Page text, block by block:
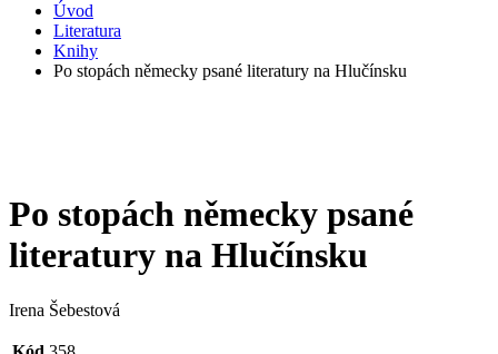
Úvod
Literatura
Knihy
Po stopách německy psané literatury na Hlučínsku
Po stopách německy psané
literatury na Hlučínsku
Irena Šebestová